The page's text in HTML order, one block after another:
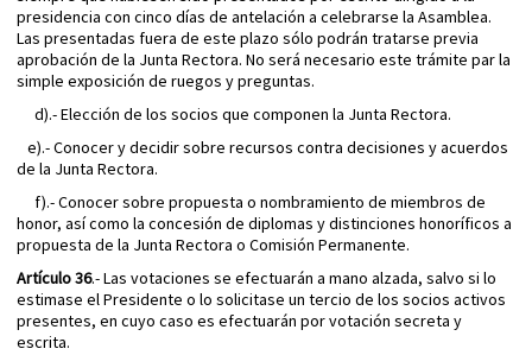
presidencia con cinco días de antelación a celebrarse la Asamblea.
Las presentadas fuera de este plazo sólo podrán tratarse previa
aprobación de la Junta Rectora. No será necesario este trámite par la
simple exposición de ruegos y preguntas.
d).- Elección de los socios que componen la Junta Rectora.
e).- Conocer y decidir sobre recursos contra decisiones y acuerdos
de la Junta Rectora.
f).- Conocer sobre propuesta o nombramiento de miembros de
honor, así como la concesión de diplomas y distinciones honoríficos a
propuesta de la Junta Rectora o Comisión Permanente.
Artículo 36.- Las votaciones se efectuarán a mano alzada, salvo si lo
estimase el Presidente o lo solicitase un tercio de los socios activos
presentes, en cuyo caso es efectuarán por votación secreta y
escrita.